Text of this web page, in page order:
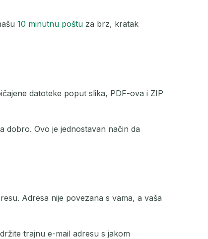
10 minutnu poštu za brz, kratak
datoteke poput slika, PDF-ova i ZIP
dobro. Ovo je jednostavan način da
Adresa nije povezana s vama, a vaša
trajnu e-mail adresu s jakom